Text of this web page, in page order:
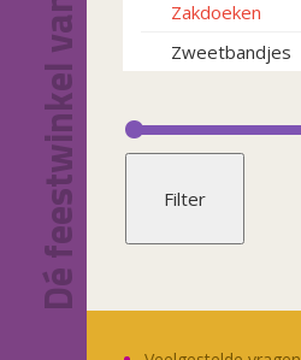
Zakdoeken
Zweetbandjes
Filter